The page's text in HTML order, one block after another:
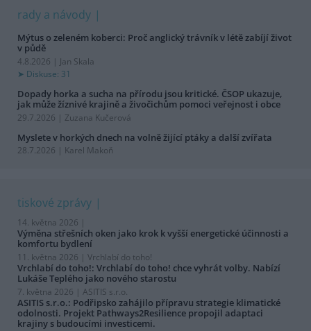
rady a návody
Mýtus o zeleném koberci: Proč anglický trávník v létě zabíjí život
v půdě
4.8.2026 | Jan Skala
Diskuse: 31
Dopady horka a sucha na přírodu jsou kritické. ČSOP ukazuje,
jak může žíznivé krajině a živočichům pomoci veřejnost i obce
29.7.2026 | Zuzana Kučerová
Myslete v horkých dnech na volně žijící ptáky a další zvířata
28.7.2026 | Karel Makoň
tiskové zprávy
14. května 2026 |
Výměna střešních oken jako krok k vyšší energetické účinnosti a
komfortu bydlení
11. května 2026 | Vrchlabí do toho!
Vrchlabí do toho!: Vrchlabí do toho! chce vyhrát volby. Nabízí
Lukáše Teplého jako nového starostu
7. května 2026 | ASITIS s.r.o.
ASITIS s.r.o.: Podřipsko zahájilo přípravu strategie klimatické
odolnosti. Projekt Pathways2Resilience propojil adaptaci
krajiny s budoucími investicemi.